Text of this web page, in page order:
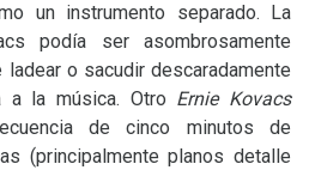
un instrumento separado. La
podía ser asombrosamente
o sacudir descaradamente
a la música. Otro Ernie Kovacs
de cinco minutos de
(principalmente planos detalle